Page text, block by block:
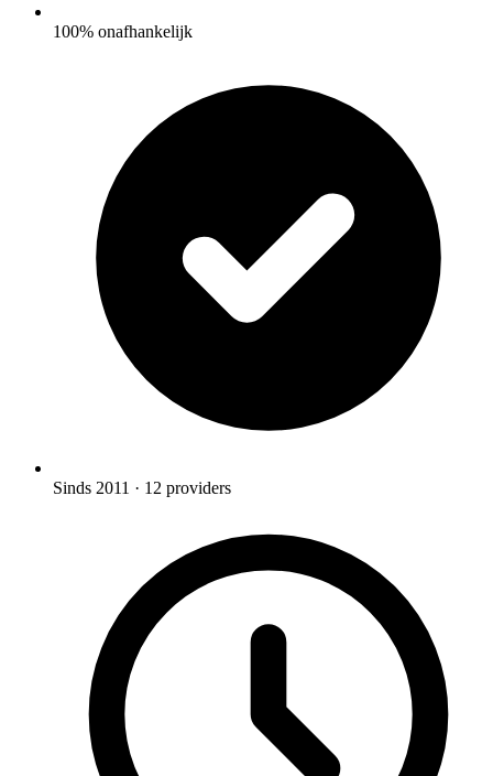
100% onafhankelijk
Sinds 2011 · 12 providers